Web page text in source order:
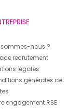
sommes-nous ?
recrutement
légales
générales de
engagement RSE